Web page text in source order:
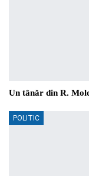
Un tânăr din R.
POLITIC